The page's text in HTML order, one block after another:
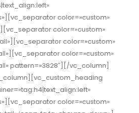
color=»custom»
color=»custom»
color=»custom»
color=»custom»
pattern=»3828″][/vc_column]
color=»custom»